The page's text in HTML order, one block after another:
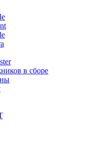
в сборе